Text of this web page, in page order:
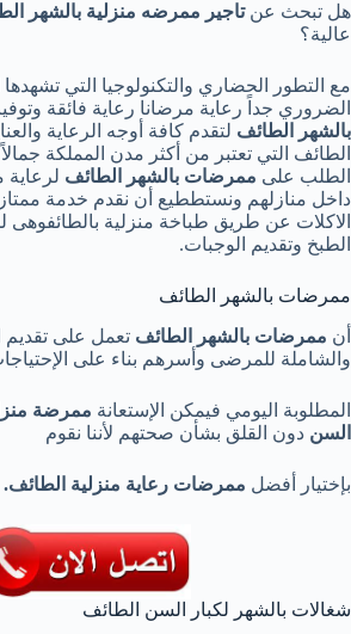
هل تبحث عنتاجير ممرضه منزلية بالشهر
عالية؟
مع التطور الحضاري والتكنولوجيا التي
الضروري جداً رعاية مرضانا رعاية فائقة
بالشهر
الطائف لتقدم كافة أوجه الرعاية
الطائف التي تعتبر من أكثر مدن المملكة
الطلب على ممرضات بالشهر الطائف لرعاية
داخل منازلهم ونستططيع أن نقدم خدمة
الاكلات عن طريق طباخة منزلية بالطائفوهى
الطبخ وتقديم الوجبات.
ممرضات بالشهر الطائف
أن ممرضات بالشهر الطائف تعمل على تقديم
والشاملة للمرضى وأسرهم بناء على
المطلوبة اليومي فيمكن الإستعانة ممرضة
السن دون القلق بشأن صحتهم لأننا نقوم
بإختيار أفضل ممرضات رعاية منزلية الطائف.
شغالات بالشهر لكبار السن الطائف